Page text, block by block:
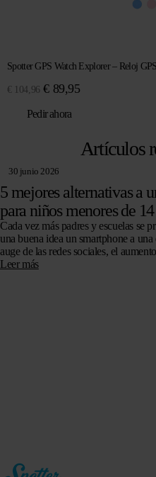
Spotter GPS Watch Explorer – Reloj
€ 104,96 El
original
€ 104,96.
€ 89,95El
€ 89,95.
Pedir ahora
Artículos
30 junio 2026
5 mejores alternativas a
para niños menores de
Cada vez más padres y escuelas se
una buena idea un smartphone a
auge de las redes sociales, el
Leer más